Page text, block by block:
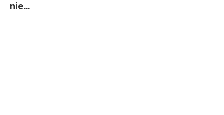
nie...